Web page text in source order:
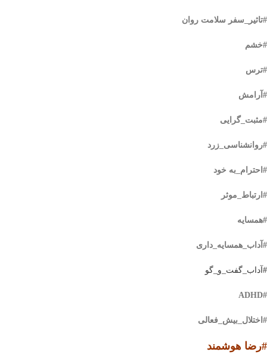
#تاثیر_سفر سلامت روان
#خشم
#ترس
#آرامش
#مثبت_گرایی
#روانشناسی_زرد
#احترام_به خود
#ارتباط_موثر
#همسایه
#آداب_همسایه_داری
#آداب_گفت_و_گو
#ADHD
#اختلال_بیش_فعالی
#رضا هوشمند